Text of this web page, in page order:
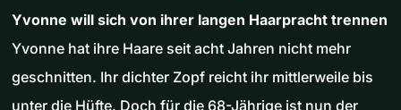
Yvonne will sich von ihrer langen Haarpracht trennen
Yvonne hat ihre Haare seit acht Jahren nicht mehr
geschnitten. Ihr dichter Zopf reicht ihr mittlerweile bis
unter die Hüfte. Doch für die 68-Jährige ist nun der